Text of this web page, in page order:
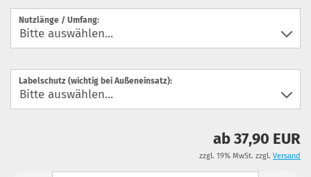
Nutzlänge / Umfang:
Labelschutz (wichtig bei Außeneinsatz):
ab 37,90 EUR
zzgl. 19% MwSt. zzgl. Versand